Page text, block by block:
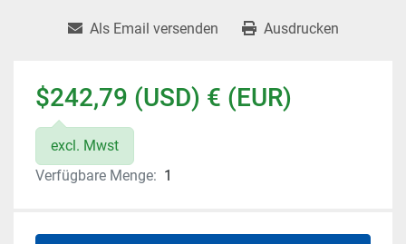
Als Email versenden Ausdrucken
$242,79 (USD) € (EUR)
excl. Mwst
Verfügbare Menge: 1